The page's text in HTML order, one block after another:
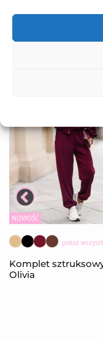
NOWOŚĆ
pokaż
Komplet
Olivia